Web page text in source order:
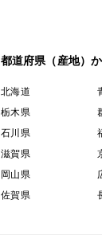
都道府県（産地）
北海道
栃木県
石川県
滋賀県
岡山県
佐賀県